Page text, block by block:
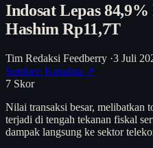
Indosat Lepas
Hashim Rp11,7T
Tim Redaksi Feedberry ·3 Juli
Sumber: Katadata ↗
7 Skor
Nilai transaksi besar, melibatkan
terjadi di tengah tekanan fiskal
dampak langsung ke sektor